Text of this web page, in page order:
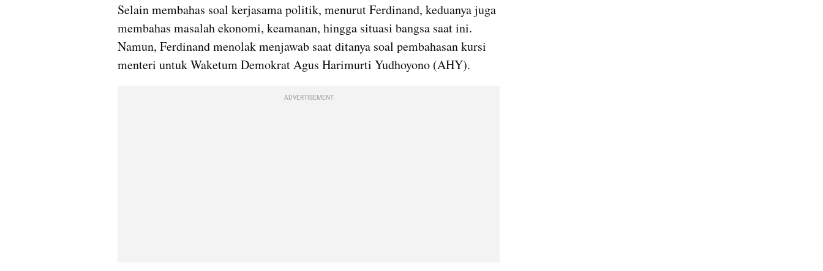
Selain membahas soal kerjasama politik, menurut Ferdinand, keduanya juga
membahas masalah ekonomi, keamanan, hingga situasi bangsa saat ini.
Namun, Ferdinand menolak menjawab saat ditanya soal pembahasan kursi
menteri untuk Waketum Demokrat Agus Harimurti Yudhoyono (AHY).
ADVERTISEMENT